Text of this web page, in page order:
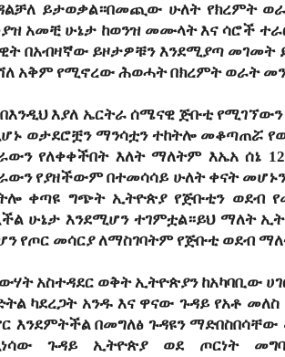
ይታወቃል።በመጪው ሁለት የክረምት
አመቺ ሁኔታ ከወንዝ መሙላት እና ሳሮች
በአብዛኛው ይዞታዎቹን እንደሚያጣ መገመት
አቅም የሚኖረው ሕወሓት በክረምት ወራት
በእንዲህ እያለ ኤርትራ ሰሜናዊ ጅቡቲ
ወታደሮቿን ማንሳቷን ተከትሎ መቆጣጠሯ
የለቀቀችበት እለት ማለትም እኤአ ሰኔ
የያዘችውም በተመሳሳይ ሁለት ቀናት
ቀጣዩ ግጭት ኢትዮጵያ የጅቡቲን ወደብ
ሁኔታ እንደሚሆን ተገምቷል።ይህ ማለት
የጦር መሳርያ ለማስገባትም የጅቡቲ ወደብ
አስተዳደር ወቅት ኢትዮጵያን ከአካባቢው
ካደረጋት አንዱ እና ዋናው ጉዳይ የአቶ
እንደምትችል በመግለፅ ጉዳዩን ማድበስበሳቸው
ጉዳይ ኢትዮጵያ ወደ ጦርነት